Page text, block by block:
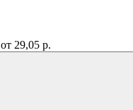
от 29,05 р.